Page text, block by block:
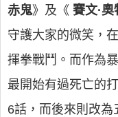
赤鬼》及《 賽文·奧
守護大家的微笑，
揮拳戰鬥。而作為
最開始有過死亡的
6話，而後來則改